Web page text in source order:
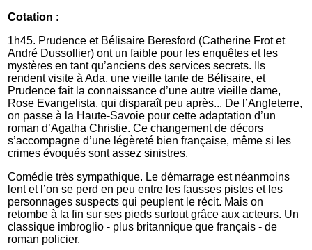
Cotation :
1h45. Prudence et Bélisaire Beresford (Catherine Frot et
André Dussollier) ont un faible pour les enquêtes et les
mystères en tant qu’anciens des services secrets. Ils
rendent visite à Ada, une vieille tante de Bélisaire, et
Prudence fait la connaissance d’une autre vieille dame,
Rose Evangelista, qui disparaît peu après... De l’Angleterre,
on passe à la Haute-Savoie pour cette adaptation d’un
roman d’Agatha Christie. Ce changement de décors
s’accompagne d’une légèreté bien française, même si les
crimes évoqués sont assez sinistres.
Comédie très sympathique. Le démarrage est néanmoins
lent et l’on se perd en peu entre les fausses pistes et les
personnages suspects qui peuplent le récit. Mais on
retombe à la fin sur ses pieds surtout grâce aux acteurs. Un
classique imbroglio - plus britannique que français - de
roman policier.